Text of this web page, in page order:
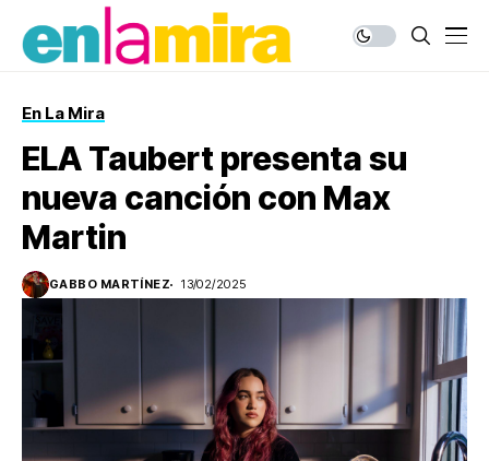
En La Mira
ELA Taubert presenta su
nueva canción con Max
Martin
GABBO MARTÍNEZ 13/02/2025